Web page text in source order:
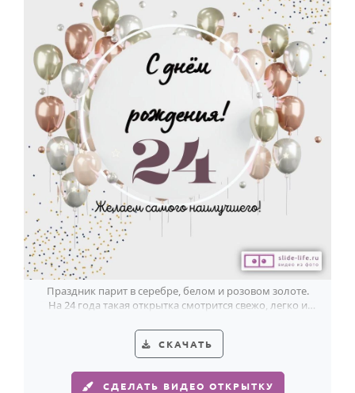
Праздник парит в серебре, белом и розовом золоте.
На 24 года такая открытка смотрится свежо, легко и
СКАЧАТЬ
СДЕЛАТЬ ВИДЕО ОТКРЫТКУ